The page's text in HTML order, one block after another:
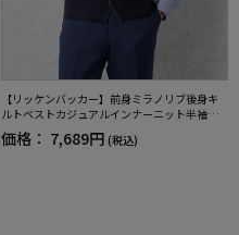
【リッケンバッカー】前身ミラノリブ後身キ
ルトベストカジュアルインナーニット半袖ベ
スト保温秋冬
価格： 7,689円 (税込)